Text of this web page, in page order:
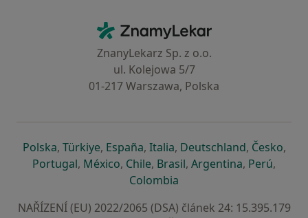
ZnamyLekar - Hlavní stránka
ZnanyLekarz Sp. z o.o.
ul. Kolejowa 5/7
01-217 Warszawa, Polska
Polskase otevře v nové záložce
, Türkiyese otevře v nové záložce
, Españase otevře v nové záložce
, Italiase otevře v nové záložce
, Deutschlandse otevře v
, Českose
,
Portugalse otevře v nové záložce
, Méxicose otevře v nové záložce
, Chilese otevře v nové záložce
, Brasilse otevře v nové
, Argentinase otevře v
, Perúse
,
Colombia
NAŘÍZENÍ (EU) 2022/2065 (DSA) článek 24: 15.395.179